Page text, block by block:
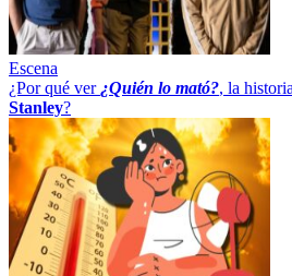
Escena
¿Por qué ver ¿Quién lo mató?, la
Stanley?